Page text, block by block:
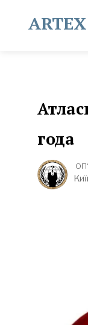
contentARTEX
года